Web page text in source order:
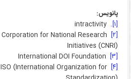
پانویس:
[۱] . intractivity
[۲]
Corporation for National Research
Initiatives (CNRI)
[۳] International DOI Foundation
[۴]
ISO (International Organization for